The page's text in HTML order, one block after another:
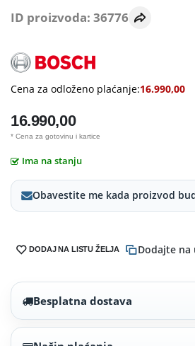
ID proizvoda: 36776
Cena za odloženo plaćanje:16.990,00
16.990,00
* Cena za gotovinu i kartice
Ima na stanju
Obavestite me kada proizvod
DODAJ NA LISTU ŽELJA Dodajte
Besplatna dostava